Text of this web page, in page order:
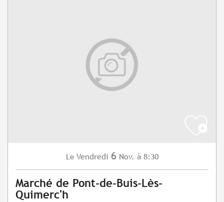
Le Vendredi 6 Nov. à 8:30
Marché de Pont-de-Buis-Lès-
Quimerc'h